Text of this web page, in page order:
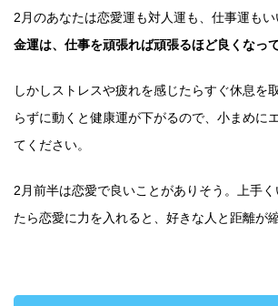
2月のあなたは恋愛運も対人運も、仕事運もい
金運は、仕事を頑張れば頑張るほど良くなっ
しかしストレスや疲れを感じたらすぐ休息を
らずに動くと健康運が下がるので、小まめに
てください。
2月前半は恋愛で良いことがありそう。上手
たら恋愛に力を入れると、好きな人と距離が